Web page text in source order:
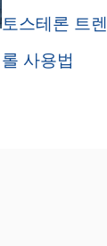
토스테론 트
롤 사용법